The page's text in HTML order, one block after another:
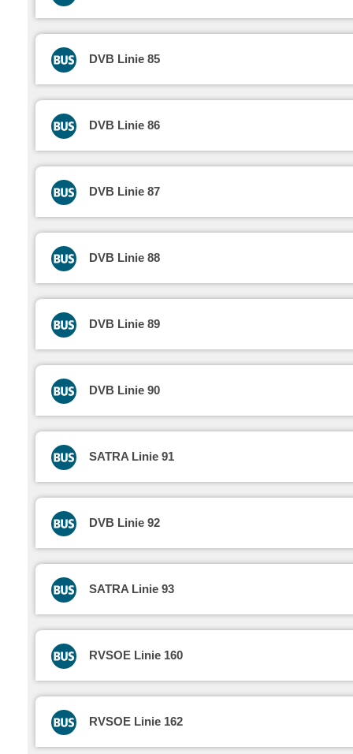
DVB Linie 85
DVB Linie 86
DVB Linie 87
DVB Linie 88
DVB Linie 89
DVB Linie 90
SATRA Linie 91
DVB Linie 92
SATRA Linie 93
RVSOE Linie 160
RVSOE Linie 162